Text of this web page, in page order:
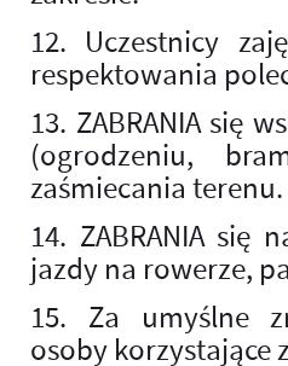
12. Uczestnicy
respektowania
13. ZABRANIA się
(ogrodzeniu,
zaśmiecania terenu.
14. ZABRANIA się
jazdy na rowerze,
15. Za umyślne
osoby korzystające